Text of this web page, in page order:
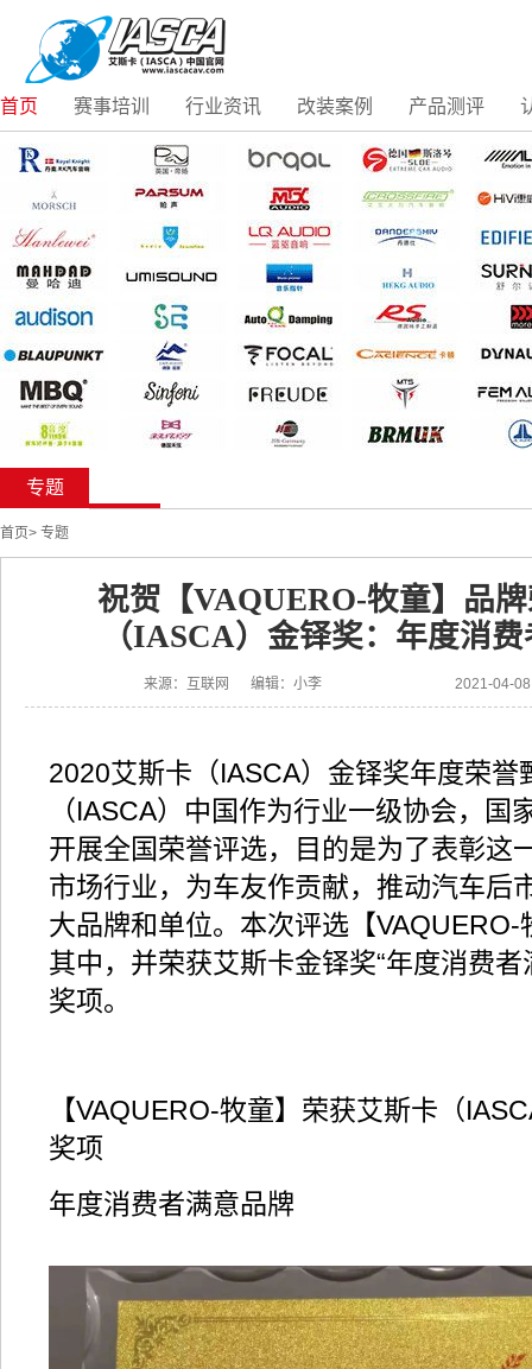
首页 赛事培训 行业资讯 改装案例 产品测评
专题
首页> 专题
祝贺【VAQUERO-牧童】品
（IASCA）金铎奖：年度消
来源：互联网 编辑：小李 2021-04-
2020艾斯卡（IASCA）金铎奖年度荣誉
（IASCA）中国作为行业一级协会，国
开展全国荣誉评选，目的是为了表彰这
市场行业，为车友作贡献，推动汽车后
大品牌和单位。本次评选【VAQUERO-
其中，并荣获艾斯卡金铎奖“年度消费者
奖项。
【VAQUERO-牧童】荣获艾斯卡（
奖项
年度消费者满意品牌